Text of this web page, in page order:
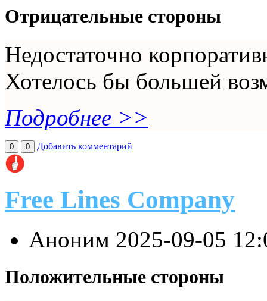
Отрицательные стороны
Недостаточно
Хотелось бы большей
Подробнее >>
0 0 Добавить комментарий
Free Lines Company
Аноним 2025-09-05
Положительные стороны